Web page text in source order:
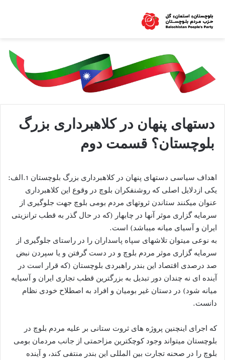
دستهای پنهان در کلاهبرداری بزرگ
بلوچستان؟ قسمت دوم
اهداف سیاسی دستهای پنهان در کلاهبرداری بزرگ بلوچستان 1.الف:
یکی ازدلایل اصلی که روشنفکران بلوچ در وقوع این کلاهبرداری
عنوان میکنند ستاندن ثروتهای مردم بومی بلوچ جهت جلوگیری از
سرمایه گزاری موثر آنها در چابهار (که در حال گذر به قطب ترانزیتی
ایران و آسیای میانه میباشد) است.
به نوعی میتوان تلاشهای سپاه پاسداران را در راستای جلوگیری از
سرمایه گزاری موثر مردم بلوچ و در دست گرفتن و یا سپردن نبض
صد درصدی اقتصاد این بندر راهبردی بلوچستان (که قرار است در
آینده ای نه چندان دور تبدیل به بزرگترین قطب تجاری ایران و آسیایه
میانه شود) در دستان غیر بومیان و افراد به اصطلاح خودی نظام
دانست.
که اجرای اینچنین پروژه های ثروت ستانی بر علیه مردم بلوچ در
بلوچستان میتواند وجود کوچکترین مزاحمتی از جانب مردمان بومی
بلوچ را در صحنه تجارت بین المللی این بندر منتفی کند، و آینده